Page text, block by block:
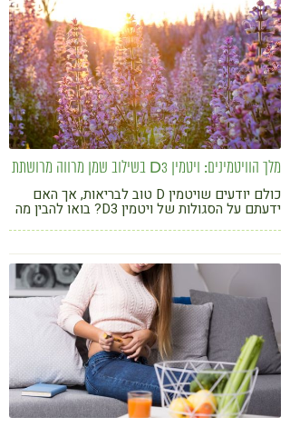
מלך הוויטמינים: ויטמין D3 בשילוב שמן מרווה מרושתת
כולם יודעים שויטמין D טוב לבריאות, אך האם
ידעתם על הסגולות של ויטמין D3? בואו להבין מה